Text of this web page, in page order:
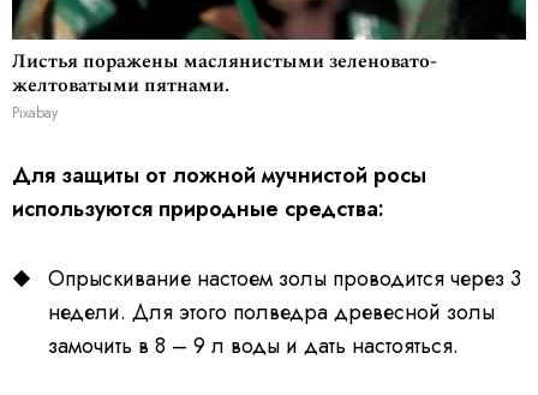
Листья поражены маслянистыми зеленовато-
желтоватыми пятнами.
Pixabay
Для защиты от ложной мучнистой росы
используются природные средства:
Опрыскивание настоем золы проводится через 3
недели. Для этого полведра древесной золы
замочить в 8 – 9 л воды и дать настояться.